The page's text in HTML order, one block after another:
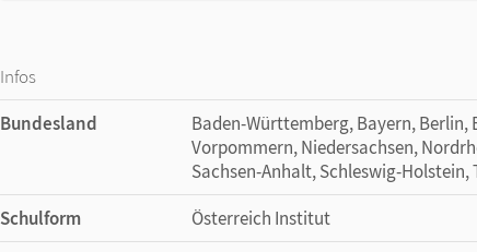
Infos
Bundesland
Baden-Württemberg, Bayern, Berlin,
Vorpommern, Niedersachsen,
Sachsen-Anhalt, Schleswig-Holstein,
Schulform
Österreich Institut